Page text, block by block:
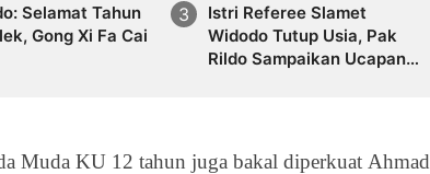
Selamat Tahun
Gong Xi Fa Cai
Istri Referee Slamet
Widodo Tutup Usia, Pak
Rildo Sampaikan Ucapan
Muda KU 12 tahun juga bakal diperkuat Ahmad